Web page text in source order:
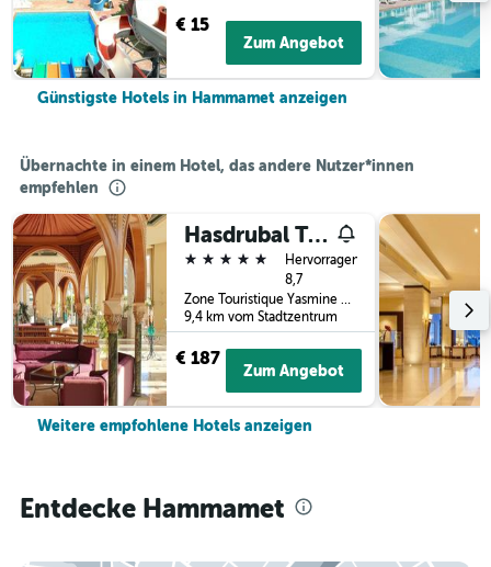
€ 15
Zum Angebot
Günstigste Hotels in Hammamet anzeigen
Übernachte in einem Hotel, das andere Nutzer*innen
empfehlen
Hasdrubal Thalassa & Spa Hammamet
5 Sterne
Hervorragend
8,7
Zone Touristique Yasmine Bp 4, Hammamet, Tunesien
9,4 km vom Stadtzentrum
€ 187
Zum Angebot
Weitere empfohlene Hotels anzeigen
Entdecke Hammamet